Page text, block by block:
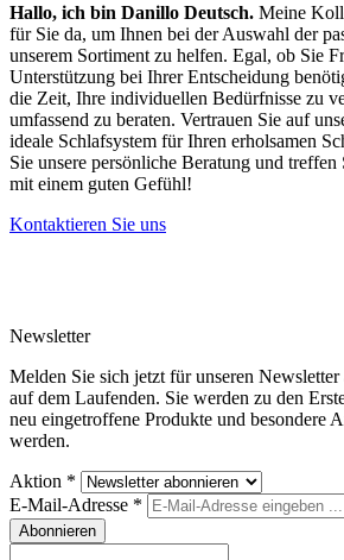
Hallo, ich bin Danillo Deutsch. Meine
für Sie da, um Ihnen bei der Auswahl der
unserem Sortiment zu helfen. Egal, ob Sie
Unterstützung bei Ihrer Entscheidung
die Zeit, Ihre individuellen Bedürfnisse zu
umfassend zu beraten. Vertrauen Sie auf
ideale Schlafsystem für Ihren erholsamen
Sie unsere persönliche Beratung und
mit einem guten Gefühl!
Kontaktieren Sie uns
Newsletter
Melden Sie sich jetzt für unseren Newsletter
auf dem Laufenden. Sie werden zu den
neu eingetroffene Produkte und besondere
werden.
Aktion *
E-Mail-Adresse *
Abonnieren